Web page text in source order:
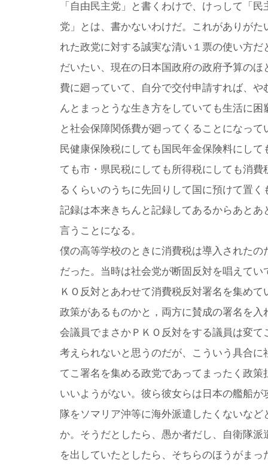
「自由民主党」と書くわけで、けっして「
党」とは、書かないわけだ。これがありがた
れた政党に対する誠実な清い１票の使い方だ
だいたい、現在の日本国政府の政府予算のほ
費に廻っていて、自分で交付申請すれば、や
んとまっとうな生き方をしていても生活に困
と社会保障関係費が廻ってくることになっ
民健康保険税にしても国民年金保険料にして
ても市・県民税にしても所得税にしても消費
るくらいのうちに先回りして国に預けて置く
記録は本来きちんと記録してあるからあとあ
言うことになる。
僕の高等学校のときに消費税は導入されたの
だった。当時は社会党が断固反対を唱えてい
ＫＯ反対とあわせて消費税反対署名を集め
政策があるものかと，両方に賛成の署名を入
会議員でまさかＰＫＯ反対をする議員は変て
考えられないと思うのだが、こういう具合に
てこ署名を集める政党であってまったく政策
いいようがない。彼ら彼女らは日本の艦船が
隊をソマリア沖等に海外派遣したくないなど
か。そうだとしたら、愚か者だし、自衛隊派
を出していたとしたら、そちらのほうがまっ